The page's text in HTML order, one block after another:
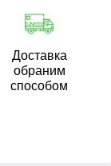
Доставка
обраним
способом